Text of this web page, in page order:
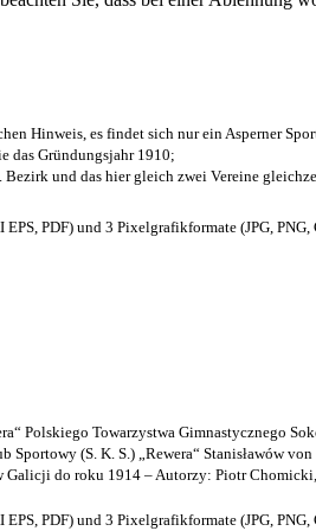
Hinweis, es findet sich nur ein Asperner
das Gründungsjahr 1910;
und das hier gleich zwei Vereine
PDF) und 3 Pixelgrafikformate (JPG, PNG,
Polskiego Towarzystwa Gimnastycznego
Sportowy (S. K. S.) „Rewera“ Stanisławów
Galicji do roku 1914 – Autorzy: Piotr
PDF) und 3 Pixelgrafikformate (JPG, PNG,